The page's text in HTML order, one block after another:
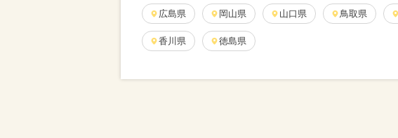
広島県 岡山県 山口県 鳥取県
香川県 徳島県